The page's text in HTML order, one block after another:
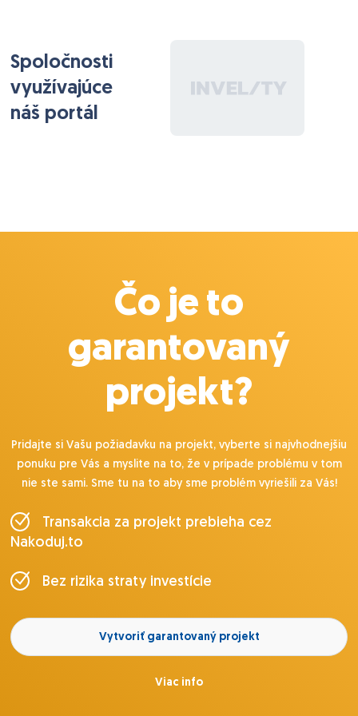
????‍???? Ako sa bude pracovať
– Pracuješ samostatne, nie je tam tím programátorov
– Úvodný pohovor spravia dvaja seniori, ktorí ťa
Spoločnosti
využívajúce
náš portál
Čo je to
garantovaný
projekt?
Pridajte si Vašu požiadavku na projekt, vyberte si najvhodnejšiu
ponuku pre Vás a myslite na to, že v prípade problému v tom
nie ste sami. Sme tu na to aby sme problém vyriešili za Vás!
Transakcia za projekt prebieha cez
Nakoduj.to
Bez rizika straty investície
Vytvoriť garantovaný projekt
Viac info